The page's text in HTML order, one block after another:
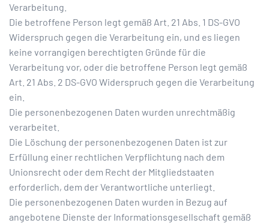
Verarbeitung.
Die betroffene Person legt gemäß Art. 21 Abs. 1 DS-GVO
Widerspruch gegen die Verarbeitung ein, und es liegen
keine vorrangigen berechtigten Gründe für die
Verarbeitung vor, oder die betroffene Person legt gemäß
Art. 21 Abs. 2 DS-GVO Widerspruch gegen die Verarbeitung
ein.
Die personenbezogenen Daten wurden unrechtmäßig
verarbeitet.
Die Löschung der personenbezogenen Daten ist zur
Erfüllung einer rechtlichen Verpflichtung nach dem
Unionsrecht oder dem Recht der Mitgliedstaaten
erforderlich, dem der Verantwortliche unterliegt.
Die personenbezogenen Daten wurden in Bezug auf
angebotene Dienste der Informationsgesellschaft gemäß